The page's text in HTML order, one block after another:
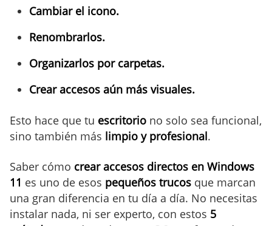
Cambiar el icono.
Renombrarlos.
Organizarlos por carpetas.
Crear accesos aún más visuales.
Esto hace que tu escritorio no solo sea funcional,
sino también más limpio y profesional.
Saber cómo crear accesos directos en Windows
11 es uno de esos pequeños trucos que marcan
una gran diferencia en tu día a día. No necesitas
instalar nada, ni ser experto, con estos 5